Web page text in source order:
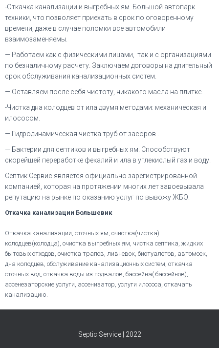
-Откачка канализации и выгребных ям. Большой автопарк
техники, что позволяет приехать в срок по оговоренному
времени, даже в случае поломки все автомобили
взаимозаменяемы.
— Работаем как с физическими лицами, так и с организациями
по безналичному расчету. Заключаем договоры на длительный
срок обслуживания канализационных систем.
— Оставляем после себя чистоту, никакого масла на плитке.
-Чистка дна колодцев от ила двумя методами: механическая и
илососом.
— Гидродинамическая чистка труб от засоров .
— Бактерии для септиков и выгребных ям. Способствуют
скорейшей переработке фекалий и ила в углекислый газ и воду.
Септик Сервис является официально зарегистрированной
компанией, которая на протяжении многих лет завоевывала
репутацию на рынке по оказанию услуг по вывожу ЖБО.
Откачка канализации Большевик
Откачка канализации, сточных ям, очистка(чистка)
колодцев(колодца), очистка выгребных ям, чистка септика, жидких
бытовых отходов, очистка трапов, ливневок, биотуалетов, автомоек,
дна колодцев, обслуживание канализационных систем, откачка
сточных вод, откачка воды из подвалов, бассейна( бассейнов),
ассенезаторские услуги, ассенизатор, услуги илососа, откачать
канализацию.
Septic Service | 2022